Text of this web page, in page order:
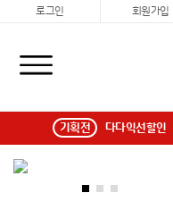
로그인 회원가입
기획전 다다익선할인